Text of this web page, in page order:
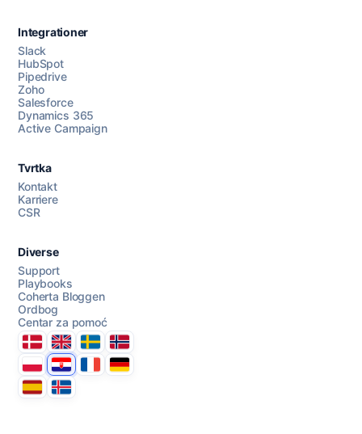
Razgovarajte s nama
Integrationer
Slack
HubSpot
Pipedrive
Zoho
Salesforce
Dynamics 365
Active Campaign
Tvrtka
Kontakt
Karriere
CSR
Diverse
Support
Playbooks
Coherta Bloggen
Ordbog
Centar za pomoć
DanmarkUnited Kingdom
SverigeNorge
PolskaHrvatskaFranceDeutschland
EspanaÍsland